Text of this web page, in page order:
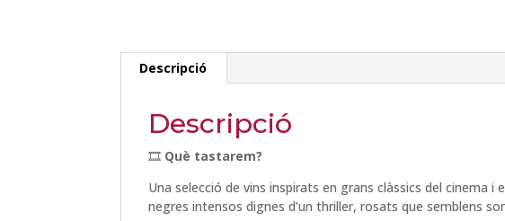
Descripció
Descripció
🎞️ Què tastarem?
Una selecció de vins inspirats en grans clàssics del cinema
negres intensos dignes d’un thriller, rosats que semblens